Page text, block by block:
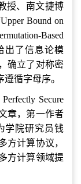
授、南文捷博
Bound on
Based
出了信息论模
确立了对称密
循字母序。
Secure
章，第一作者
学院研究员钱
方计算协议，
方计算领域提